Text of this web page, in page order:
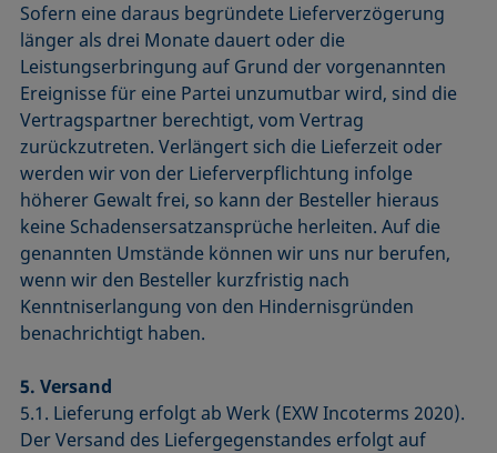
Sofern eine daraus begründete Lieferverzögerung
länger als drei Monate dauert oder die
Leistungserbringung auf Grund der vorgenannten
Ereignisse für eine Partei unzumutbar wird, sind die
Vertragspartner berechtigt, vom Vertrag
zurückzutreten. Verlängert sich die Lieferzeit oder
werden wir von der Lieferverpflichtung infolge
höherer Gewalt frei, so kann der Besteller hieraus
keine Schadensersatzansprüche herleiten. Auf die
genannten Umstände können wir uns nur berufen,
wenn wir den Besteller kurzfristig nach
Kenntniserlangung von den Hindernisgründen
benachrichtigt haben.
5. Versand
5.1. Lieferung erfolgt ab Werk (EXW Incoterms 2020).
Der Versand des Liefergegenstandes erfolgt auf